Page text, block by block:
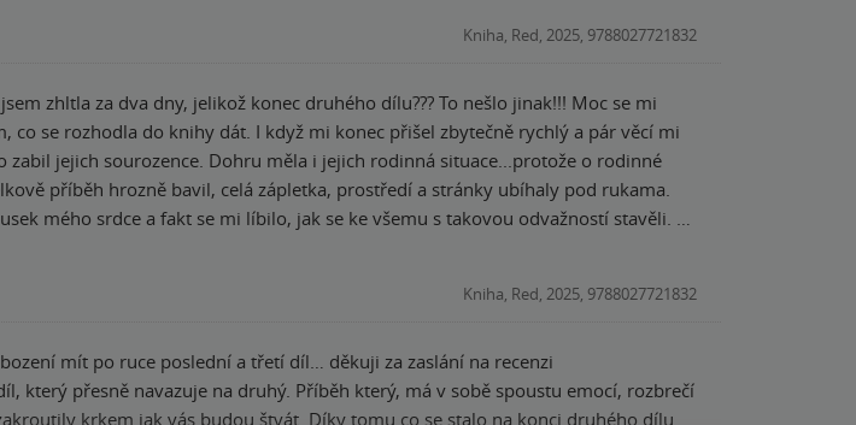
Kniha, Red, 2025, 9788027721832
za dva dny, jelikož konec druhého dílu??? To nešlo jinak!!! Moc se mi
co se rozhodla do knihy dát. I když mi konec přišel zbytečně rychlý a pár věcí mi
zabil jejich sourozence. Dohru měla i jejich rodinná situace...protože o rodinné
mého srdce a fakt se mi líbilo, jak se ke všemu s takovou odvažností stavěli. Že
byla božská!
jako mě!
Kniha, Red, 2025, 9788027721832
mít po ruce poslední a třetí díl… děkuji za zaslání na recenzi
krkem jak vás budou štvát. Díky tomu co se stalo na konci druhého dílu.